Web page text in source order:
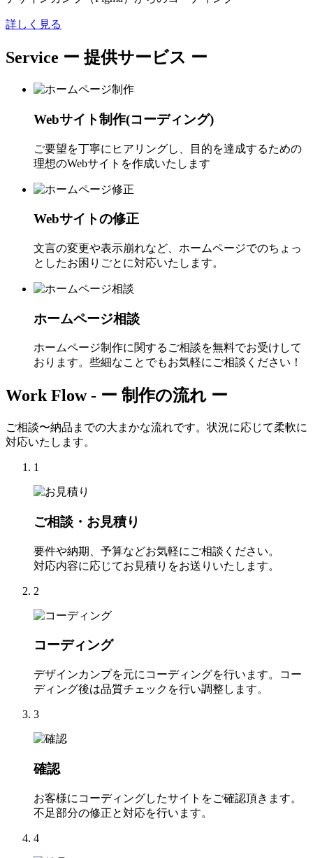
詳しく見る
Service ー 提供サービス ー
Webサイト制作(コーディング)
ご要望を丁寧にヒアリングし、目的を達成するための
理想のWebサイトを作成いたします
Webサイトの修正
文言の変更や表示崩れなど、ホームページでのちょっ
としたお困りごとに対応いたします。
ホームページ相談
ホームページ制作に関するご相談を無料でお受けして
おります。些細なことでもお気軽にご相談ください！
Work Flow - ー 制作の流れ ー
ご相談〜納品までの大まかな流れです。状況に応じて柔軟に
対応いたします。
1
ご相談・お見積り
要件や納期、予算などお気軽にご相談ください。
対応内容に応じてお見積りをお送りいたします。
2
コーディング
デザインカンプを元にコーディングを行います。コー
ディング後は品質チェックを行い調整します。
3
確認
お客様にコーディングしたサイトをご確認頂きます。
不足部分の修正と対応を行います。
4